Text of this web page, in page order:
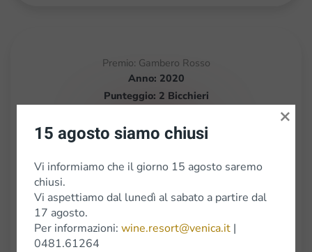
Premio: Gambero Rosso
Anno: 2020
Punteggio: 2 Bicchieri
15 agosto siamo chiusi
Vi informiamo che il giorno 15 agosto saremo
chiusi.
Vi aspettiamo dal lunedì al sabato a partire dal
17 agosto.
Per informazioni: wine.resort@venica.it |
0481.61264
×